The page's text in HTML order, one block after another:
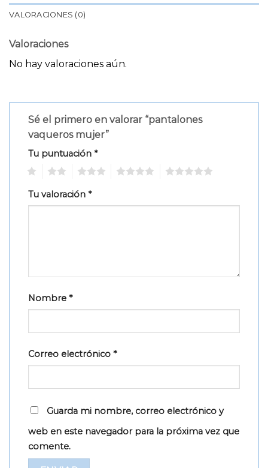
VALORACIONES (0)
Valoraciones
No hay valoraciones aún.
Sé el primero en valorar “pantalones
vaqueros mujer”
Tu puntuación *
Tu valoración *
Nombre *
Correo electrónico *
Guarda mi nombre, correo electrónico y
web en este navegador para la próxima vez que
comente.